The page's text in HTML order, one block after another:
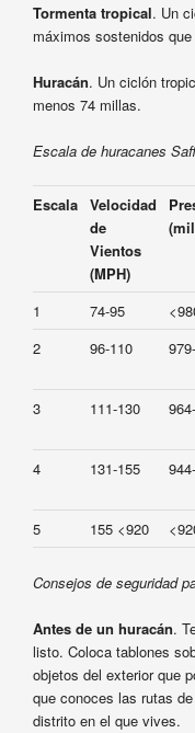
Tormenta tropical. Un
máximos sostenidos
Huracán. Un ciclón
menos 74 millas.
Escala de huracanes
Escala Velocidad
de
Vientos
(MPH)
1 74-95
2
96-110
3 111-130
4 131-155
5 155 <920
Consejos de seguridad
Antes de un huracán.
listo. Coloca tablones
objetos del exterior que
que conoces las rutas
distrito en el que vives.